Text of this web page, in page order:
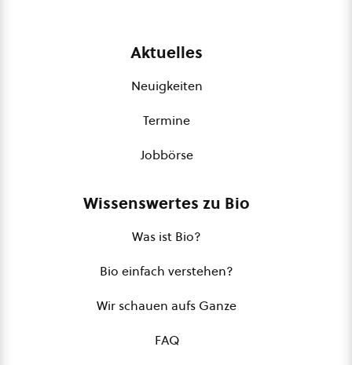
Aktuelles
Neuigkeiten
Termine
Jobbörse
Wissenswertes zu Bio
Was ist Bio?
Bio einfach verstehen?
Wir schauen aufs Ganze
FAQ